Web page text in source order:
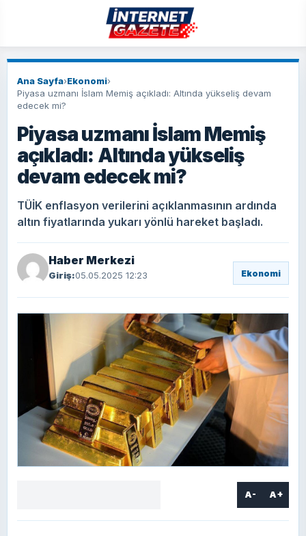
Ana Sayfa›Ekonomi›
Piyasa uzmanı İslam Memiş açıkladı: Altında yükseliş devam
edecek mi?
Piyasa uzmanı İslam Memiş
açıkladı: Altında yükseliş
devam edecek mi?
TÜİK enflasyon verilerini açıklanmasının ardında
altın fiyatlarında yukarı yönlü hareket başladı.
Haber Merkezi
Giriş:05.05.2025 12:23 Ekonomi
A- A+